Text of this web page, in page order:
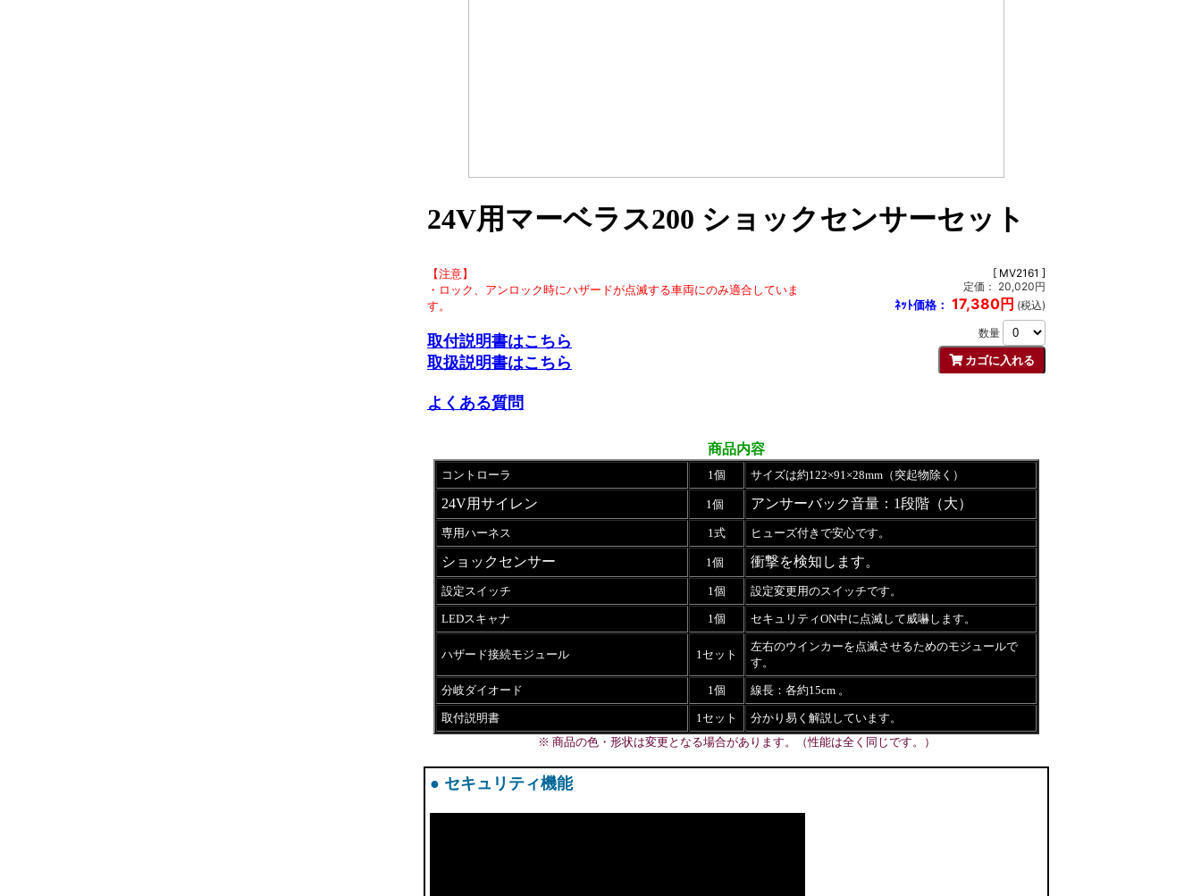
24V用マーベラス200 ショックセンサーセット
【注意】
・ロック、アンロック時にハザードが点滅する車両にのみ適合していま
す。
取付説明書はこちら
取扱説明書はこちら
よくある質問
商品内容
コントローラ 1個 サイズは約122×91×28mm（突起物除く）
24V用サイレン 1個 アンサーバック音量：1段階（大）
専用ハーネス 1式 ヒューズ付きで安心です。
ショックセンサー 1個 衝撃を検知します。
設定スイッチ 1個 設定変更用のスイッチです。
LEDスキャナ 1個 セキュリティON中に点滅して威嚇します。
ハザード接続モジュール 1セット
左右のウインカーを点滅させるためのモジュールで
す。
分岐ダイオード 1個 線長：各約15cm 。
取付説明書 1セット
分かり易く解説しています。
※ 商品の色・形状は変更となる場合があります。（性能は全く同じです。）
● セキュリティ機能